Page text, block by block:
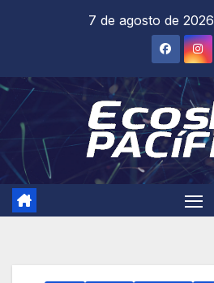
7 de agosto de 2026